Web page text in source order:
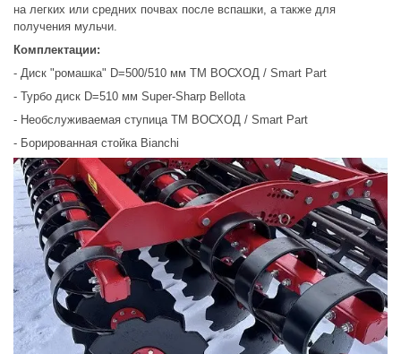
на легких или средних почвах после вспашки, а также для
получения мульчи.
Комплектации:
- Диск "ромашка" D=500/510 мм ТМ ВОСХОД / Smart Part
- Турбо диск D=510 мм Super-Sharp Bellota
- Необслуживаемая ступица ТМ ВОСХОД / Smart Part
- Борированная cтойка Bіanchi